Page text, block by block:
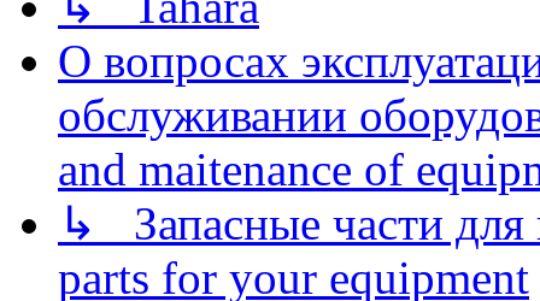
О вопросах
обслуживании
and maitenance of
↳ Запасные части для
parts for your equipment